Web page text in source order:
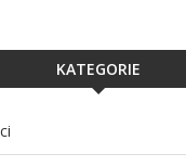
KATEGORIE